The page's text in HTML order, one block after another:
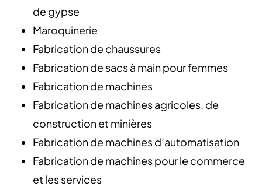
de gypse
Maroquinerie
Fabrication de chaussures
Fabrication de sacs à main pour femmes
Fabrication de machines
Fabrication de machines agricoles, de
construction et minières
Fabrication de machines d’automatisation
Fabrication de machines pour le commerce
et les services